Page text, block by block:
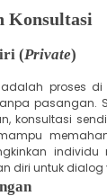
Konsultasi
(Private)
proses
pasangan.
konsultasi
individu
diri untuk dialog